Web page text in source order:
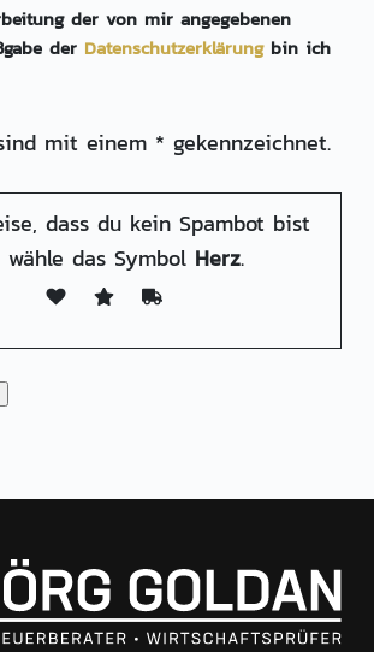
der von mir angegebenen
der Daten­schutz­erklärungbin ich
mit einem * gekennzeichnet.
dass du kein Spambot bist
wähle das Symbol Herz.